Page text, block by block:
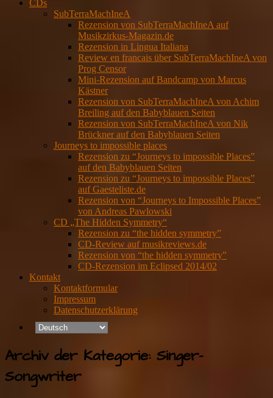
CDs
SubTerraMachIneA
Rezension von SubTerraMachIneA auf
Musikzirkus-Magazin.de
Rezension in Lingua Italiana
Review en francais über SubTerraMachIneA von
Prog Censor
Mini-Rezension auf Bandcamp von Marcus
Kästner
Rezension von SubTerraMachIneA von Achim
Breiling auf den Babyblauen Seiten
Rezension von SubTerraMachIneA von Nik
Brückner auf den Babyblauen Seiten
Journeys to impossible places
Rezension zu “Journeys to impossible Places”
auf den Babyblauen Seiten
Rezension zu “Journeys to impossible Places”
auf Gaesteliste.de
Rezension von “Journeys to Impossible Places”
von Andreas Pawlowski
CD „The Hidden Symmetry“
Rezension zu “the hidden symmetry”
CD-Review auf musikreviews.de
Rezension von “the hidden symmetry”
CD-Rezension im Eclipsed 2014/02
Kontakt
Kontaktformular
Impressum
Datenschutzerklärung
Archiv der Kategorie: Singer-
Songwriter